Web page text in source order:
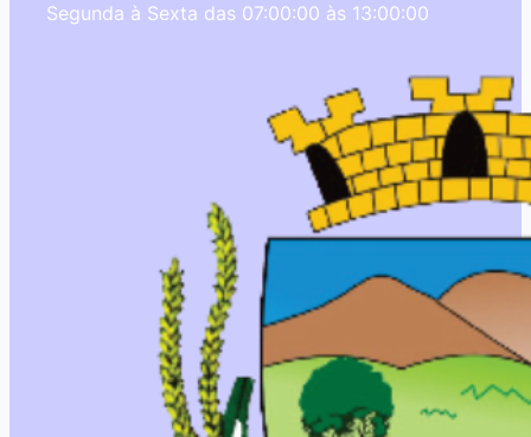
Segunda à Sexta das 07:00:00 às 13:00:00